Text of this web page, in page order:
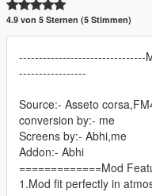
4.9 von 5 Sternen (5 Stimmen)
--------------------------------
-----------------
Source:- Asseto
conversion by:- me
Screens by:- Abhi,me
Addon:- Abhi
=============Mod
1.Mod fit perfectly in